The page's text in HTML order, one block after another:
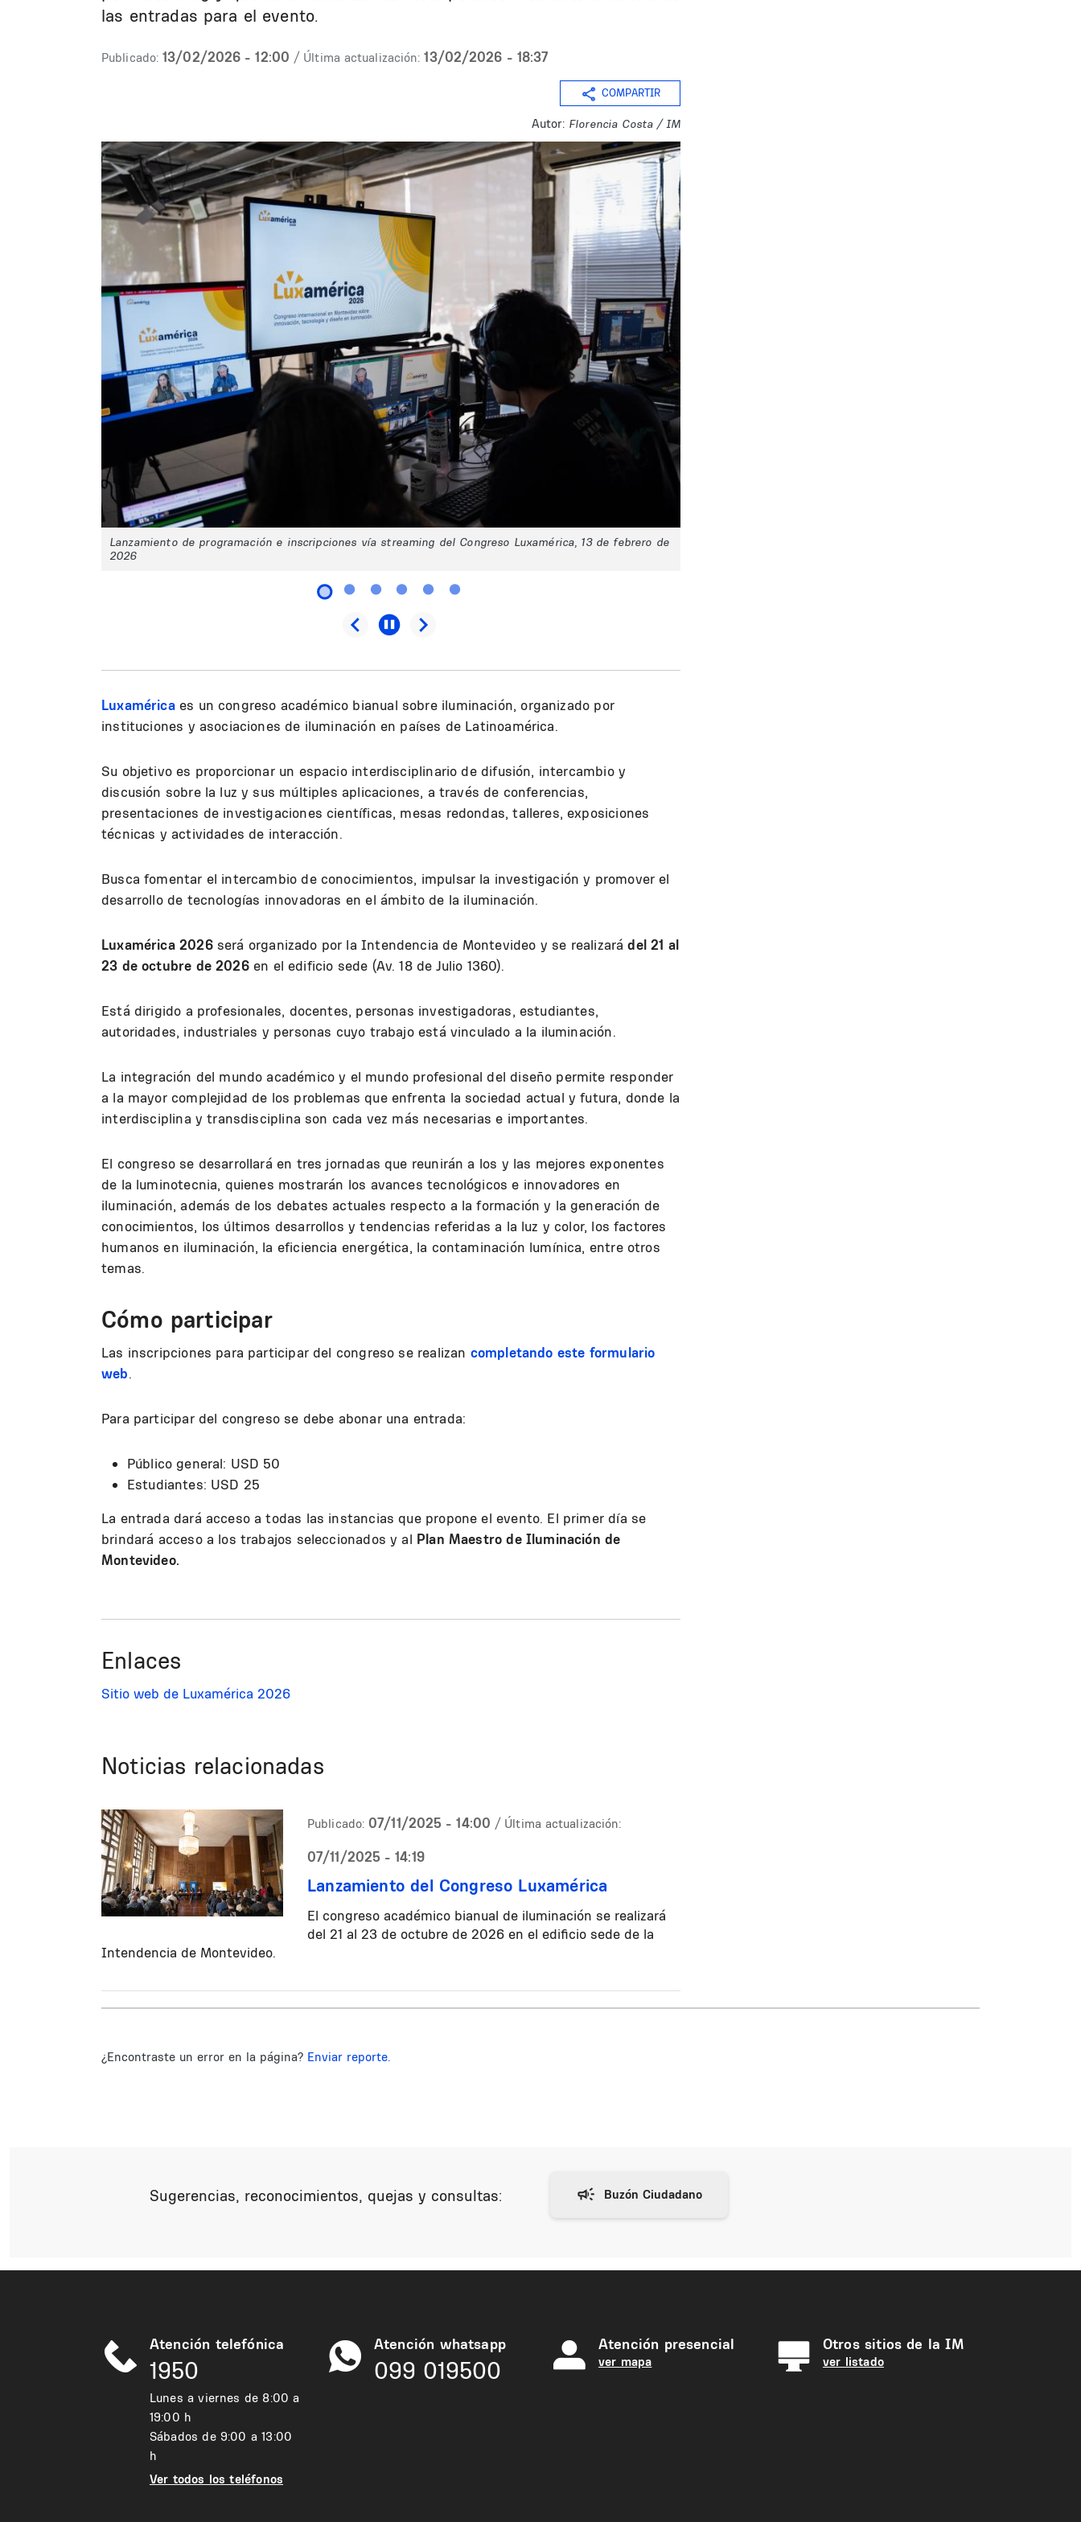
las entradas para el evento.
Publicado: 13/02/2026 - 12:00 / Última actualización: 13/02/2026 - 18:37
COMPARTIR
Autor: Florencia Costa / IM
Lanzamiento de programación e inscripciones vía streaming del Congreso Luxamérica, 13 de febrero de
2026
Luxaméricaes un congreso académico bianual sobre iluminación, organizado por
instituciones y asociaciones de iluminación en países de Latinoamérica.
Su objetivo es proporcionar un espacio interdisciplinario de difusión, intercambio y
discusión sobre la luz y sus múltiples aplicaciones, a través de conferencias,
presentaciones de investigaciones científicas, mesas redondas, talleres, exposiciones
técnicas y actividades de interacción.
Busca fomentar el intercambio de conocimientos, impulsar la investigación y promover el
desarrollo de tecnologías innovadoras en el ámbito de la iluminación.
Luxamérica 2026será organizado por la Intendencia de Montevideo y se realizarádel 21 al
23 de octubre de 2026 en el edificio sede (Av. 18 de Julio 1360).
Está dirigido a profesionales, docentes, personas investigadoras, estudiantes,
autoridades, industriales y personas cuyo trabajo está vinculado a la iluminación.
La integración del mundo académico y el mundo profesional del diseño permite responder
a la mayor complejidad de los problemas que enfrenta la sociedad actual y futura, donde la
interdisciplina y transdisciplina son cada vez más necesarias e importantes.
El congreso se desarrollará en tres jornadas que reunirán a los y las mejores exponentes
de la luminotecnia, quienes mostrarán los avances tecnológicos e innovadores en
iluminación, además de los debates actuales respecto a la formación y la generación de
conocimientos, los últimos desarrollos y tendencias referidas a la luz y color, los factores
humanos en iluminación, la eficiencia energética, la contaminación lumínica, entre otros
temas.
Cómo participar
Las inscripciones para participar del congreso se realizan completando este formulario
web.
Para participar del congreso se debe abonar una entrada:
Público general: USD 50
Estudiantes: USD 25
La entrada dará acceso a todas las instancias que propone el evento. El primer día se
brindará acceso a los trabajos seleccionados y al Plan Maestro de Iluminación de
Montevideo.
Enlaces
Sitio web de Luxamérica 2026
Noticias relacionadas
Publicado: 07/11/2025 - 14:00 / Última actualización:
07/11/2025 - 14:19
Lanzamiento del Congreso Luxamérica
El congreso académico bianual de iluminación se realizará
del 21 al 23 de octubre de 2026 en el edificio sede de la
Intendencia de Montevideo.
¿Encontraste un error en la página? Enviar reporte.
Sugerencias, reconocimientos, quejas y consultas:
Atención telefónica
1950
Lunes a viernes de 8:00 a
19:00 h
Sábados de 9:00 a 13:00
h
Ver todos los teléfonos
Atención whatsapp
099 019500
Atención presencial
ver mapa
Otros sitios de la IM
ver listado